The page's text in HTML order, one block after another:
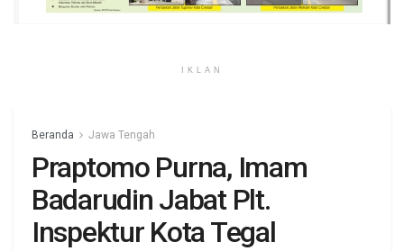
IKLAN
Beranda Jawa Tengah
Praptomo Purna, Imam
Badarudin Jabat Plt.
Inspektur Kota Tegal